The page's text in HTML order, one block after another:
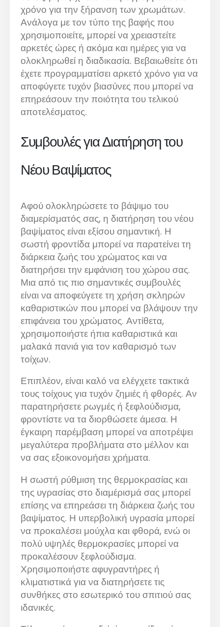
χρόνο για την ξήρανση των χρωμάτων.
Ανάλογα με τον τύπο της βαφής που
χρησιμοποιείτε, μπορεί να χρειαστείτε
αρκετές ώρες ή ακόμα και ημέρες για να
ολοκληρωθεί η διαδικασία. Βεβαιωθείτε ότι
έχετε προγραμματίσει αρκετό χρόνο για να
αποφύγετε τυχόν βιασύνες που μπορεί να
επηρεάσουν την ποιότητα του τελικού
αποτελέσματος.
Συμβουλές για Διατήρηση του
Νέου Βαψίματος
Αφού ολοκληρώσετε το βάψιμο του
διαμερίσματός σας, η διατήρηση του νέου
βαψίματος είναι εξίσου σημαντική. Η
σωστή φροντίδα μπορεί να παρατείνει τη
διάρκεια ζωής του χρώματος και να
διατηρήσει την εμφάνιση του χώρου σας.
Μια από τις πιο σημαντικές συμβουλές
είναι να αποφεύγετε τη χρήση σκληρών
καθαριστικών που μπορεί να βλάψουν την
επιφάνεια του χρώματος. Αντίθετα,
χρησιμοποιήστε ήπια καθαριστικά και
μαλακά πανιά για τον καθαρισμό των
τοίχων.
Επιπλέον, είναι καλό να ελέγχετε τακτικά
τους τοίχους για τυχόν ζημιές ή φθορές. Αν
παρατηρήσετε ρωγμές ή ξεφλούδισμα,
φροντίστε να τα διορθώσετε άμεσα. Η
έγκαιρη παρέμβαση μπορεί να αποτρέψει
μεγαλύτερα προβλήματα στο μέλλον και
να σας εξοικονομήσει χρήματα.
Η σωστή ρύθμιση της θερμοκρασίας και
της υγρασίας στο διαμέρισμά σας μπορεί
επίσης να επηρεάσει τη διάρκεια ζωής του
βαψίματος. Η υπερβολική υγρασία μπορεί
να προκαλέσει μούχλα και φθορά, ενώ οι
πολύ υψηλές θερμοκρασίες μπορεί να
προκαλέσουν ξεφλούδισμα.
Χρησιμοποιήστε αφυγραντήρες ή
κλιματιστικά για να διατηρήσετε τις
συνθήκες στο εσωτερικό του σπιτιού σας
ιδανικές.